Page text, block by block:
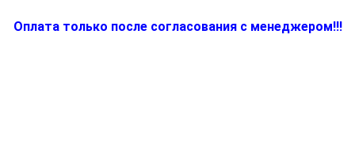
Оплата только после согласования с менеджером!!!